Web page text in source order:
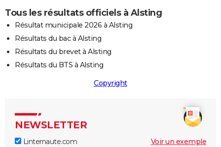
Tous les résultats officiels à Alsting
Résultat municipale 2026 à Alsting
Résultats du bac à Alsting
Résultats du brevet à Alsting
Résultats du BTS à Alsting
Copyright
NEWSLETTER
Linternaute.com Voir un exemple